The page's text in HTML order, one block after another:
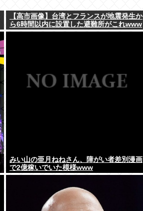
【高市画像】台湾とフランスが地震発生か
ら6時間以内に設置した避難所がこれwww
みい山の亜月ねねさん、障がい者差別漫画
で2億稼いでいた模様www